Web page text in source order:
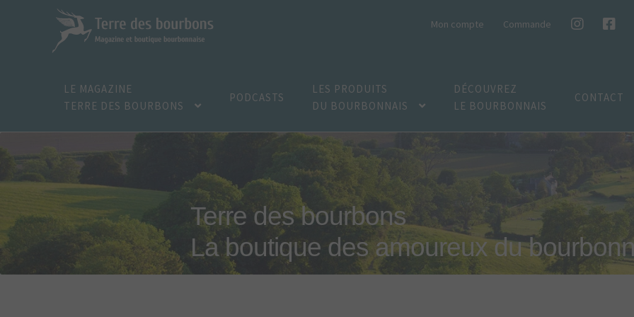
Aller
la
Aller
au
contenu
Mon compte Commande
LE MAGAZINE
TERRE DES BOURBONS
PODCASTS
LES PRODUITS
DU BOURBONNAIS
DÉCOUVREZ
LE BOURBONNAIS
CONTACT
Terre des bourbons
La boutique des amoureux du